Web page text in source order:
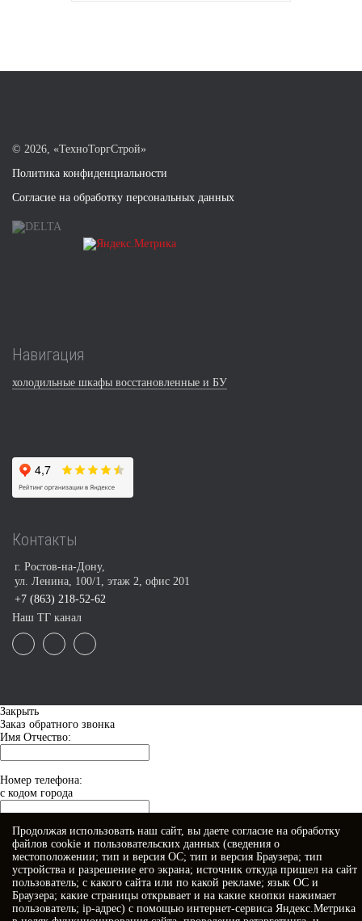
© 2026, «ТехноТоргСтрой»
Политика конфиденциальности
Согласие на обработку персональных данных
Навигация
холодильные шкафы восстановленные и БУ
Контакты
г. Ростов-на-Дону,
ул. Ленина, 100/1, этаж 2, офис 201
+7 (863) 218-52-62
Наш ТГ канал
Закрыть
Заказ обратного звонка
Имя Отчество:
Номер телефона:
с кодом города
Когда позвонить?
Продолжая использовать наш сайт, вы даете согласие на обработку
файлов cookie и пользовательских данных (сведения о
местоположении; тип и версия ОС; тип и версия Браузера; тип
устройства и разрешение его экрана; источник откуда пришел на сайт
пользователь; с какого сайта или по какой рекламе; язык ОС и
Браузера; какие страницы открывает и на какие кнопки нажимает
пользователь; ip-адрес) с помощью интернет-сервиса Яндекс.Метрика